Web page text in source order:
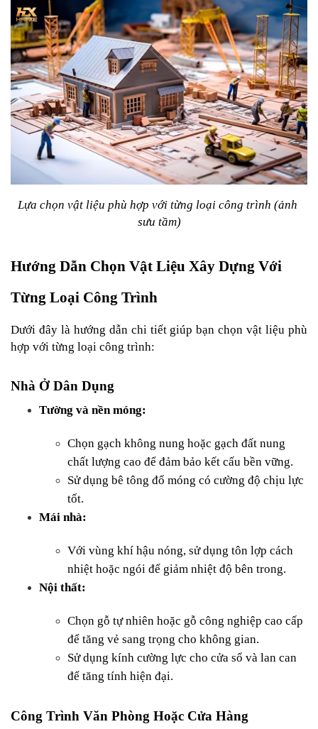
Lựa chọn vật liệu phù hợp với từng loại công trình (ảnh
sưu tầm)
Hướng Dẫn Chọn Vật Liệu Xây Dựng Với
Từng Loại Công Trình
Dưới đây là hướng dẫn chi tiết giúp bạn chọn vật liệu phù
hợp với từng loại công trình:
Nhà Ở Dân Dụng
Tường và nền móng:
Chọn gạch không nung hoặc gạch đất nung
chất lượng cao để đảm bảo kết cấu bền vững.
Sử dụng bê tông đổ móng có cường độ chịu lực
tốt.
Mái nhà:
Với vùng khí hậu nóng, sử dụng tôn lợp cách
nhiệt hoặc ngói để giảm nhiệt độ bên trong.
Nội thất:
Chọn gỗ tự nhiên hoặc gỗ công nghiệp cao cấp
để tăng vẻ sang trọng cho không gian.
Sử dụng kính cường lực cho cửa sổ và lan can
để tăng tính hiện đại.
Công Trình Văn Phòng Hoặc Cửa Hàng